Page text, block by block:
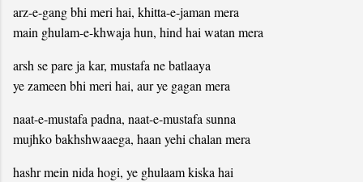
arz-e-gang bhi meri hai, khitta-e-jaman mera
main ghulam-e-khwaja hun, hind hai watan mera
arsh se pare ja kar, mustafa ne batlaaya
ye zameen bhi meri hai, aur ye gagan mera
naat-e-mustafa padna, naat-e-mustafa sunna
mujhko bakhshwaaega, haan yehi chalan mera
hashr mein nida hogi, ye ghulaam kiska hai